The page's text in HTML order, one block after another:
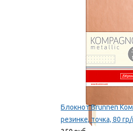
Блокнот Brunnen
резинке, точка, 80